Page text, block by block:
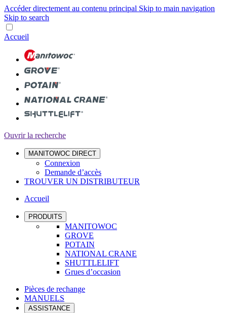
Accéder directement au contenu principal Skip to main navigation
Skip to search
Accueil
Ouvrir la recherche
MANITOWOC DIRECT
Connexion
Demande d’accès
TROUVER UN DISTRIBUTEUR
Accueil
PRODUITS
MANITOWOC
GROVE
POTAIN
NATIONAL CRANE
SHUTTLELIFT
Grues d’occasion
Pièces de rechange
MANUELS
ASSISTANCE